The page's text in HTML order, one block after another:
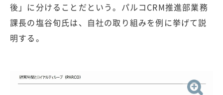
後」に分けることだという。パルコCRM推進部業務
課長の塩谷旬氏は、自社の取り組みを例に挙げて説
明する。